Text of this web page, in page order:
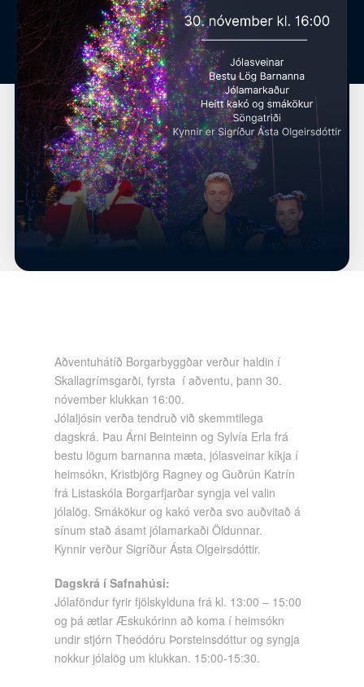
Aðventuhátíð Borgarbyggðar verður haldin í
Skallagrímsgarði, fyrsta í aðventu, þann 30.
nóvember klukkan 16:00.
Jólaljósin verða tendruð við skemmtilega
dagskrá. Þau Árni Beinteinn og Sylvía Erla frá
bestu lögum barnanna mæta, jólasveinar kíkja í
heimsókn, Kristbjörg Ragney og Guðrún Katrín
frá Listaskóla Borgarfjarðar syngja vel valin
jólalög. Smákökur og kakó verða svo auðvitað á
sínum stað ásamt jólamarkaði Öldunnar.
Kynnir verður Sigríður Ásta Olgeirsdóttir.
Dagskrá í Safnahúsi:
Jólaföndur fyrir fjölskylduna frá kl. 13:00 – 15:00
og þá ætlar Æskukórinn að koma í heimsókn
undir stjórn Theódóru Þorsteinsdóttur og syngja
nokkur jólalög um klukkan. 15:00-15:30.